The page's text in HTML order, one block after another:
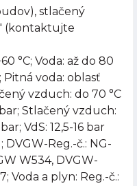
stlačený
(kontaktujte
°C; Voda: až do 80
Pitná voda: oblasť
vzduch: do 70 °C
bar; Stlačený vzduch:
VdS: 12,5-16 bar
DVGW-Reg.-č.: NG-
W534, DVGW-
Voda a plyn: Reg.-č.: